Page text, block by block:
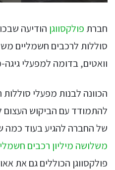
חברת פולקסווגן הודיעה
סוללות לרכבים חשמליים
וואטים, בדומה למפעלי
הכוונה לבנות מפעלי
להתמודד עם הביקוש העצום
של החברה להגיע בעוד כמה
משלושה מיליון רכבים
פולקסווגן הכוללים גם את